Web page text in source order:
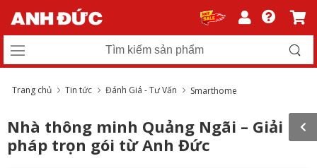
Trang chủ Tin tức Đánh Giá - Tư Vấn Smarthome
Nhà thông minh Quảng Ngãi – Giải
pháp trọn gói từ Anh Đức